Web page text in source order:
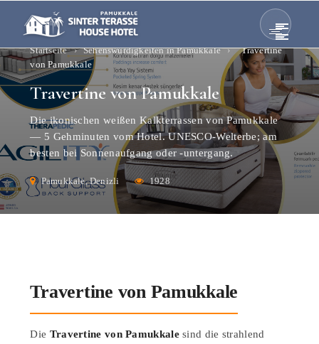
Startseite › Sehenswürdigkeiten in Pamukkale ›
Travertine
von Pamukkale
Travertine von Pamukkale
Die ikonischen weißen Kalkterrassen von Pamukkale
— 5 Gehminuten vom Hotel. UNESCO-Welterbe; am
besten bei Sonnenaufgang oder -untergang.
Pamukkale, Denizli 1928
Travertine von Pamukkale
Die Travertine von Pamukkalesind die strahlend